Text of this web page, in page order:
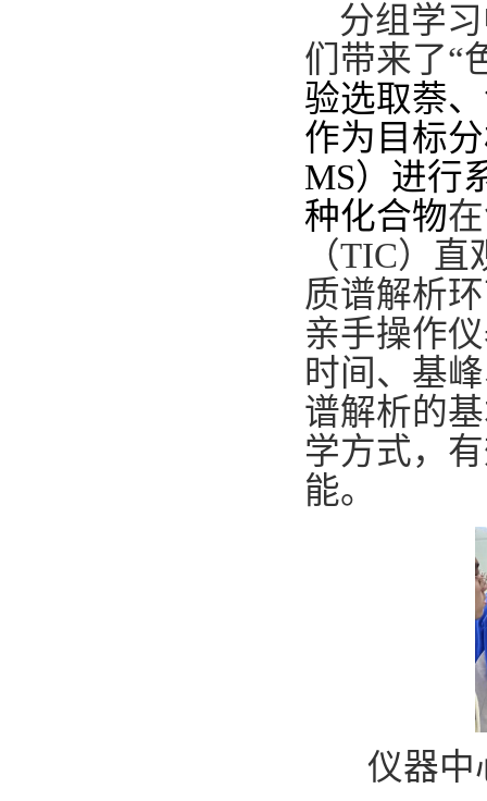
分组学
们带来了“
验选取萘
作为目标
MS）进行
种化合物
（TIC）直
质谱解析
亲手操作
时间、基
谱解析的
学方式，
能。
仪器中